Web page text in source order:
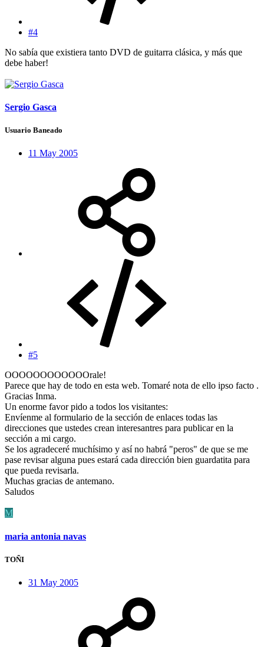
#4
No sabía que existiera tanto DVD de guitarra clásica, y más que
debe haber!
Sergio Gasca
Usuario Baneado
11 May 2005
#5
OOOOOOOOOOOOrale!
Parece que hay de todo en esta web. Tomaré nota de ello ipso facto .
Gracias Inma.
Un enorme favor pido a todos los visitantes:
Envíenme al formulario de la sección de enlaces todas las
direcciones que ustedes crean interesantres para publicar en la
sección a mi cargo.
Se los agradeceré muchísimo y así no habrá "peros" de que se me
pase revisar alguna pues estará cada dirección bien guardatita para
que pueda revisarla.
Muchas gracias de antemano.
Saludos
M
maria antonia navas
TOÑI
31 May 2005